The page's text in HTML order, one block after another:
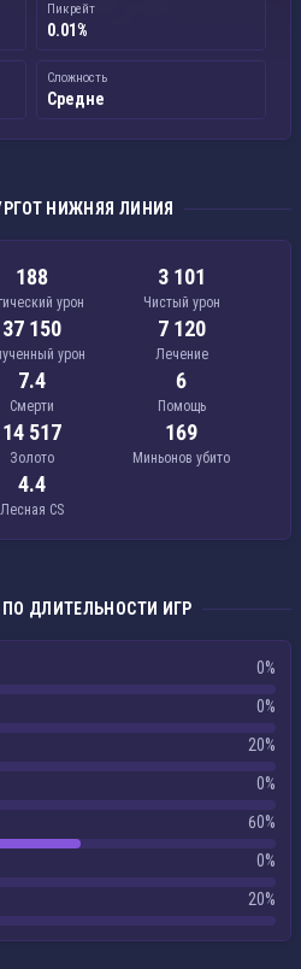
Пикрейт
0.01%
Сложность
Средне
НИЖНЯЯ ЛИНИЯ
188
урон
3 101
Чистый урон
37 150
урон
7 120
Лечение
7.4
Смерти
6
Помощь
14 517
Золото
169
Миньонов убито
4.4
Лесная CS
ДЛИТЕЛЬНОСТИ ИГР
0%
0%
20%
0%
60%
0%
20%